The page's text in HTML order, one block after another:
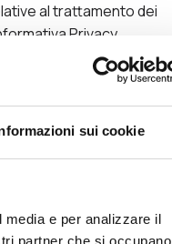
sui cookie
e per analizzare il
partner che si occupano
al trattamento dei
Privacy.
per la Protezione
conoscenza
web
testo che il Sito invia